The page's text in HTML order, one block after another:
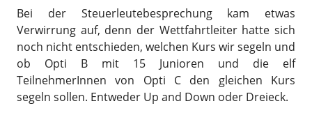
Bei der Steuerleutebesprechung kam etwas
Verwirrung auf, denn der Wettfahrtleiter hatte sich
noch nicht entschieden, welchen Kurs wir segeln und
ob Opti B mit 15 Junioren und die elf
TeilnehmerInnen von Opti C den gleichen Kurs
segeln sollen. Entweder Up and Down oder Dreieck.